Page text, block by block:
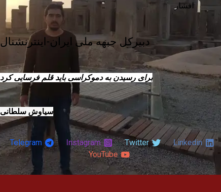
افشار
دبیرکل جبهه ملی ایران-اینترنشنال
برای رسیدن به دموکراسی باید قلم فرسایی کرد
سیاوش سلطانی
Linkedin
Twitter
Instagram
Telegram
YouTube